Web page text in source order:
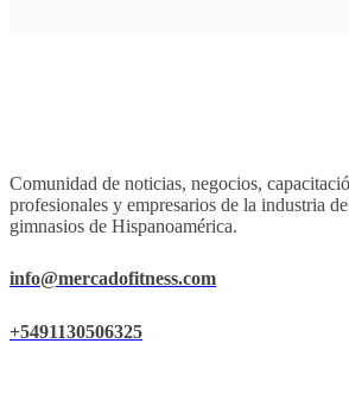
Comunidad de noticias, negocios,
profesionales y empresarios de la industria
gimnasios de Hispanoamérica.
info@mercadofitness.com
+5491130506325